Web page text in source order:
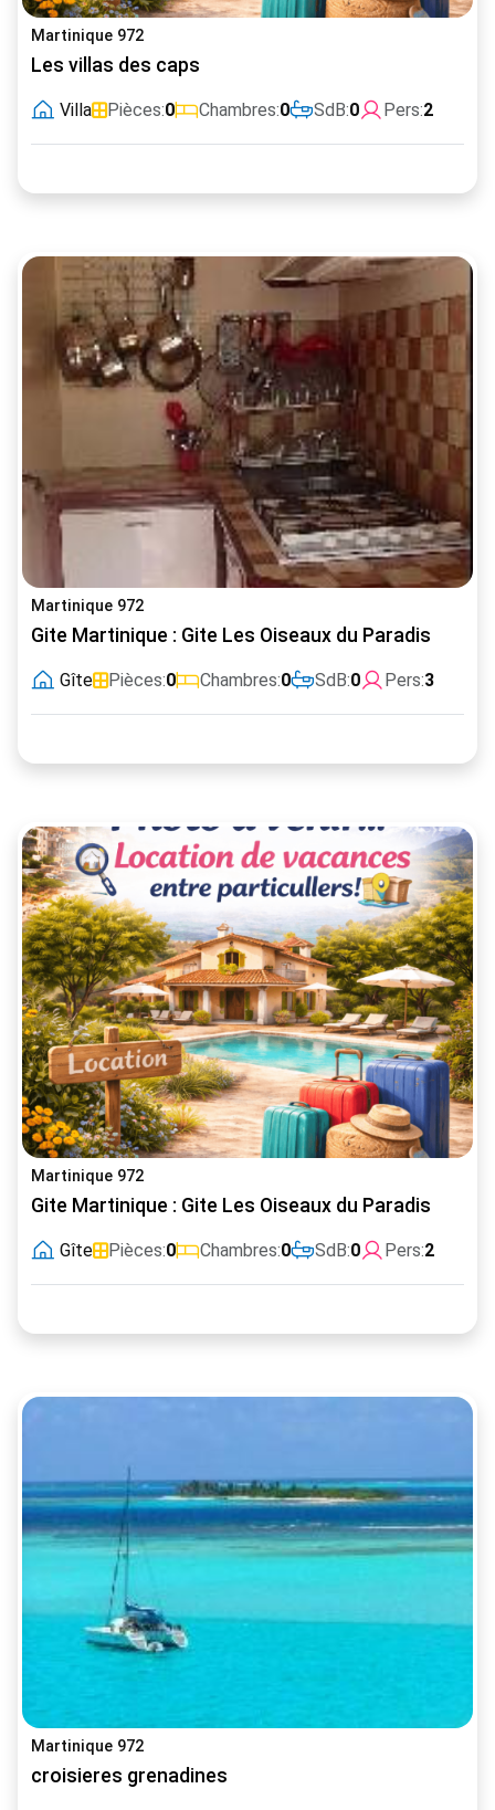
Martinique 972
Les villas des caps
Villa Pièces:0 Chambres:0 SdB:0 Pers:2
Martinique 972
Gite Martinique : Gite Les Oiseaux du Paradis
Gîte Pièces:0 Chambres:0 SdB:0 Pers:3
Martinique 972
Gite Martinique : Gite Les Oiseaux du Paradis
Gîte Pièces:0 Chambres:0 SdB:0 Pers:2
Martinique 972
croisieres grenadines